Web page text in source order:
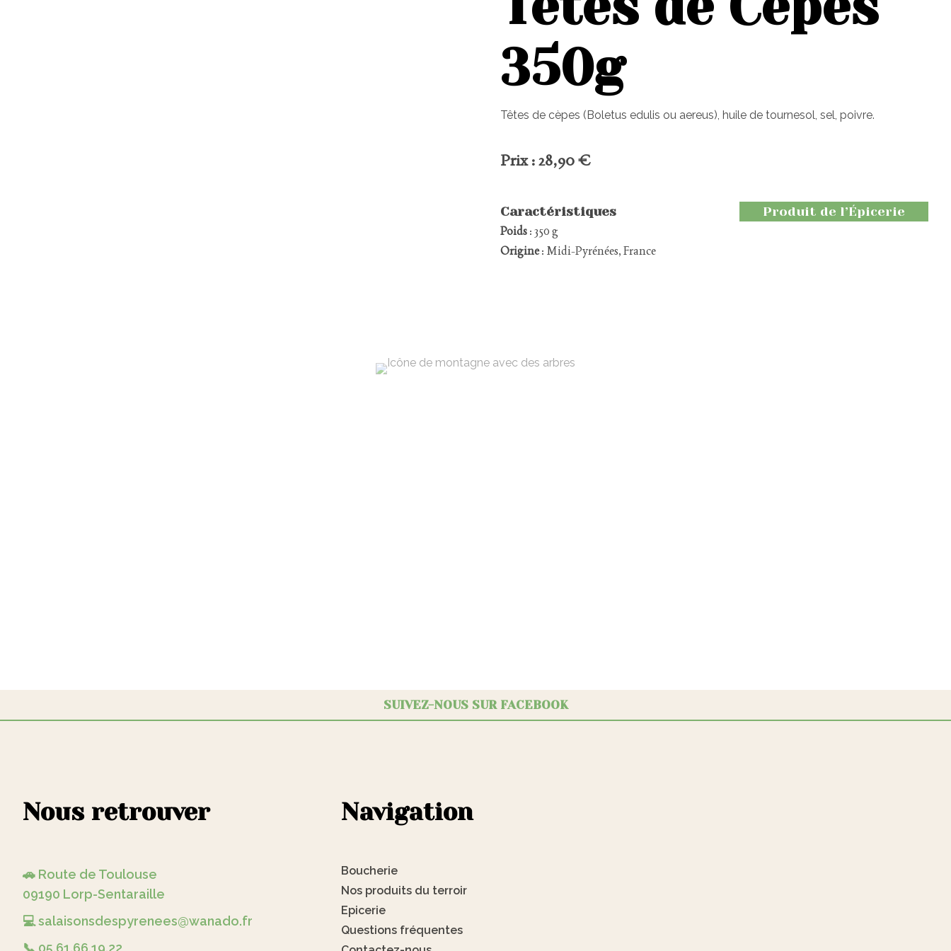
350g
Têtes de cèpes (Boletus edulis ou aereus), huile de tournesol, sel, poivre.
Prix : 28,90 €
Caractéristiques
Poids: 350 g
Origine: Midi-Pyrénées, France
Produit de l’Épicerie
SUIVEZ-NOUS SUR FACEBOOK
Nous retrouver
🚗 Route de Toulouse
09190 Lorp-Sentaraille
💻 salaisonsdespyrenees@wanado.fr
📞 05.61.66.19.22
Navigation
Boucherie
Nos produits du terroir
Epicerie
Questions fréquentes